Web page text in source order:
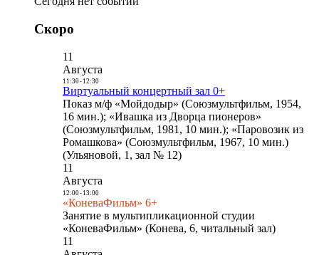
Скоро
11
Августа
11:30- 12:30
Виртуальный концертный зал 0+
Показ м/ф «Мойдодыр» (Союзмультфильм, 1954,
16 мин.); «Ивашка из Дворца пионеров»
(Союзмультфильм, 1981, 10 мин.); «Паровозик из
Ромашкова» (Союзмультфильм, 1967, 10 мин.)
(Ульяновой, 1, зал № 12)
11
Августа
12:00- 13:00
«КоневаФильм» 6+
Занятие в мультипликационной студии
«КоневаФильм» (Конева, 6, читальный зал)
11